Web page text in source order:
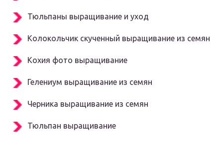
Тюльпаны выращивание и уход
Колокольчик скученный выращивание из семян
Кохия фото выращивание
Гелениум выращивание из семян
Черника выращивание из семян
Тюльпан выращивание